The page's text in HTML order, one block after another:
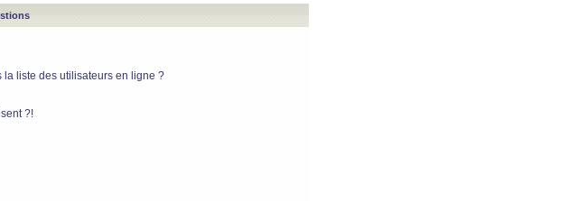
la liste des utilisateurs en ligne ?
?!